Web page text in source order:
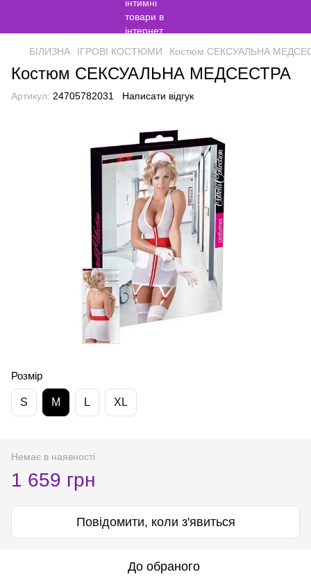
БІЛИЗНА ІГРОВІ КОСТЮМИ Костюм СЕКСУАЛЬНА
Костюм СЕКСУАЛЬНА МЕДСЕСТРА
Артикул: 24705782031 Написати відгук
Розмір
S M L XL
Немає в наявності
1 659 грн
Повідомити, коли з'явиться
До обраного